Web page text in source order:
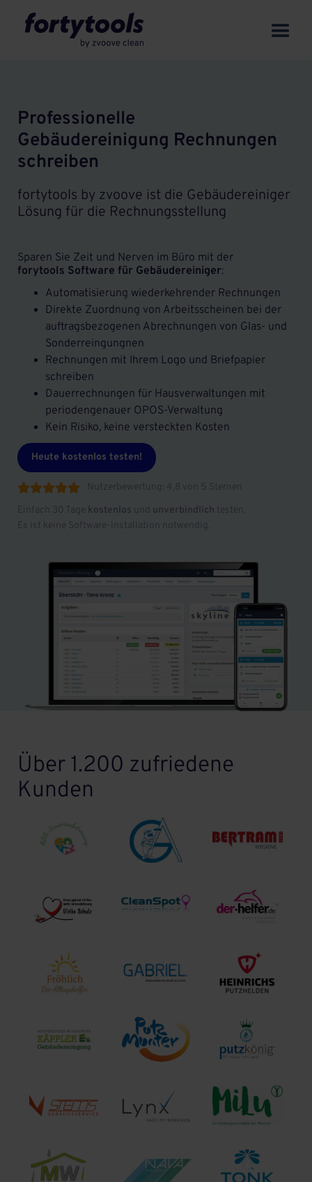
Professionelle
Gebäudereinigung Rechnungen
schreiben
fortytools by zvoove ist die Gebäudereiniger
Lösung für die Rechnungsstellung
Sparen Sie Zeit und Nerven im Büro mit der
forytools Software für Gebäudereiniger:
Automatisierung wiederkehrender Rechnungen
Direkte Zuordnung von Arbeitsscheinen bei der
auftragsbezogenen Abrechnungen von Glas- und
Sonderreingungnen
Rechnungen mit Ihrem Logo und Briefpapier
schreiben
Dauerrechnungen für Hausverwaltungen mit
periodengenauer OPOS-Verwaltung
Kein Risiko, keine versteckten Kosten
Heute kostenlos testen!

Nutzerbewertung: 4,8 von 5 Sternen
Einfach 30 Tage kostenlos und unverbindlich testen.
Es ist keine Software-Installation notwendig.
Über 1.200 zufriedene
Kunden